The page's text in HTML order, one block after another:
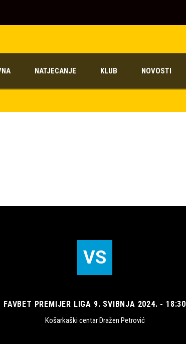
NATJECANJE KLUB NOVOSTI
VS
FAVBET PREMIJER LIGA 9. SVIBNJA 2024. - 18:30
Košarkaški centar Dražen Petrović